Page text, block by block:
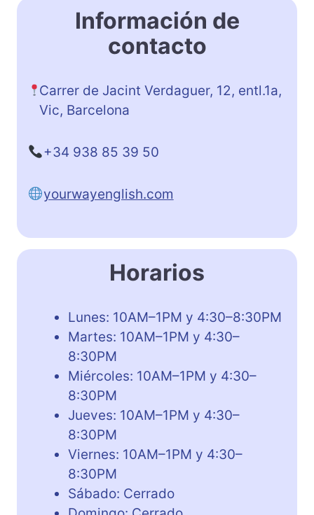
Información de
contacto
Carrer de Jacint Verdaguer, 12, entl.1a,
Vic, Barcelona
+34 938 85 39 50
yourwayenglish.com
Horarios
Lunes: 10AM–1PM y 4:30–8:30PM
Martes: 10AM–1PM y 4:30–
8:30PM
Miércoles: 10AM–1PM y 4:30–
8:30PM
Jueves: 10AM–1PM y 4:30–
8:30PM
Viernes: 10AM–1PM y 4:30–
8:30PM
Sábado: Cerrado